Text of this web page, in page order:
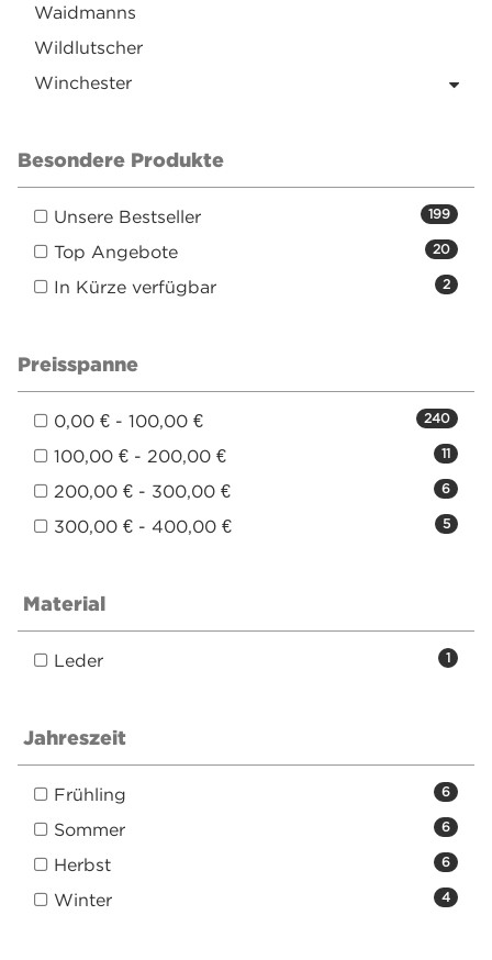
Waidmanns
Wildlutscher
Winchester
Besondere Produkte
199
Unsere Bestseller
20
Top Angebote
2
In Kürze verfügbar
Preisspanne
240
0,00 € - 100,00 €
11
100,00 € - 200,00 €
6
200,00 € - 300,00 €
5
300,00 € - 400,00 €
Material
1
Leder
Jahreszeit
6
Frühling
6
Sommer
6
Herbst
4
Winter